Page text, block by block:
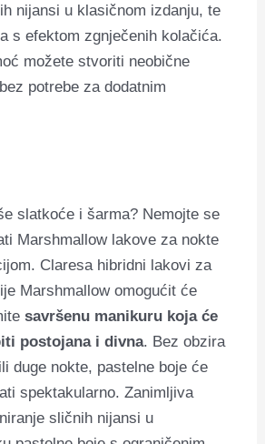
nijansi u klasičnom izdanju, te
s efektom zgnječenih kolačića.
možete stvoriti neobične
potrebe za dodatnim
slatkoće i šarma? Nemojte se
Marshmallow lakove za nokte
Claresa hibridni lakovi za
Marshmallow omogućit će
savršenu manikuru koja će
postojana i divna. Bez obzira
duge nokte, pastelne boje će
spektakularno. Zanimljiva
sličnih nijansi u